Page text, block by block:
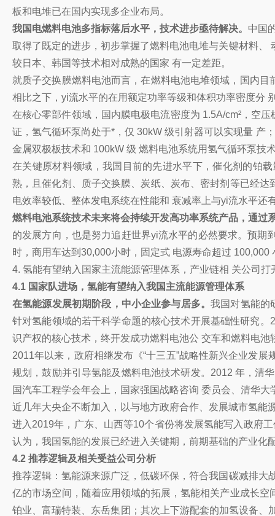
板和电堆已在国内实现多企业布局。
我国电燃料电池多指标落后水平，技术进步亟待解决。 中国
取得了既定的进步，初步掌握了燃料电池电堆与关键材料
较日本、韩国等技术相对成熟的国家 有一定差距。
就质子交换膜燃料电池而言，在燃料电池电堆领域，国内
相比之下，yi流水平的在用额定功率等级和体积功率密度分
在核心零部件领域，国内膜电极电流密度为 1.5A/cm²，空
证，氢气循环泵尚处于*，仅 30kW 级引射器可以实现量 产
金属双极板技术和 100kW 级 燃料电池系统用氢气循环泵技
在关键原材料领域，我国目前的先进水平下，催化剂的铂
熟，且催化剂、质子交换膜、炭纸、炭布、密封剂等已经
电效率较低、整体发电系统在性能和 衰减率上与yi流水平还
燃料电池系统技术未来将会持续开发高功率系统产品，通
的发展方向，也是努力追赶世界yi流水平的必然要求。预期
时，商用车达到30,000小时，固定式 电源寿命超过
4. 氢能有望纳入国家主流能源管理体系，产业链相 关公司打
4.1 国家队进场，氢能有望纳入我国主流能源管理体系
在氢能源发展初期阶段，中小企业参与居多。我国对氢能的
针对氢能领域的若干科学命题的核心技术开展基础性研究
识产权的核心技术，终开发成功燃料电池公 交车和燃料电
2011年以来，政府相继发布《“十三五”战略性新兴企业发
规划，鼓励并引导氢能及燃料电池技术研发。2012 年，清
国汽车工程学会年会上，国家强国战略咨询 委员会、清华
近几年大央企不断加入，以与地方政府合作、发展城市氢能
进入2019年，广东、山西等10个省份将发展氢能写入政府
认为，我国氢能的发展已经进入关键期，前期基础的产业
4.2 推荐逻辑及相关受益公司分析
推荐逻辑：氢能源来源广泛，低碳环保，符合我国碳减排
亿的市场空间，随着应用领域的拓展，氢能相关产业成长
铂业、富瑞特装、东岳集团；其次上下游配套的加氢设备